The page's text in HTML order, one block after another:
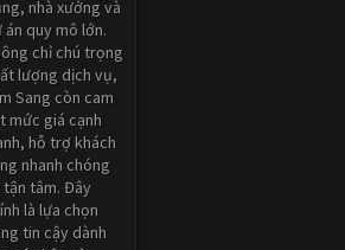
nhà xưởng và
án quy mô lớn.
chỉ chú trọng
lượng dịch vụ,
Sang còn cam
mức giá cạnh
hỗ trợ khách
nhanh chóng
tận tâm. Đây
là lựa chọn
tin cậy dành